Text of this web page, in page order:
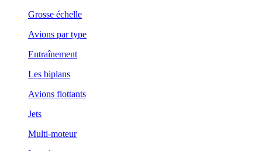
Grosse échelle
Avions par type
Entraînement
Les biplans
Avions flottants
Jets
Multi-moteur